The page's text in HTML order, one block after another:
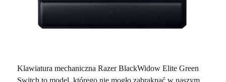
Klawiatura mechaniczna Razer BlackWidow Elite Green
Switch to model, którego nie mogło zabraknąć w naszym